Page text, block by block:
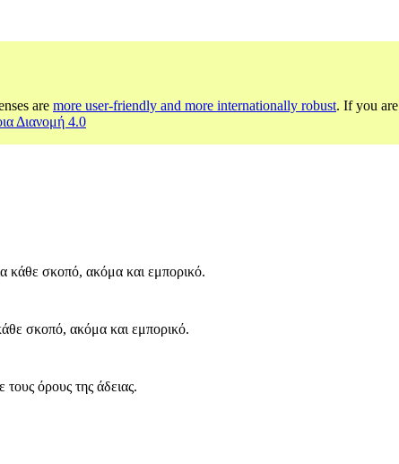
are more user-friendly and more internationally robust. If you are
Διανομή 4.0
κάθε σκοπό, ακόμα και εμπορικό.
σκοπό, ακόμα και εμπορικό.
τους όρους της άδειας.